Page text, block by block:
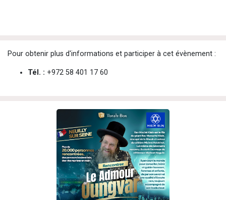
Pour obtenir plus d'informations et participer à cet évènement :
Tél. : +972 58 401 17 60